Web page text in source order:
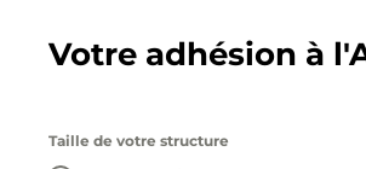
Votre adhésion à
Taille de votre structure